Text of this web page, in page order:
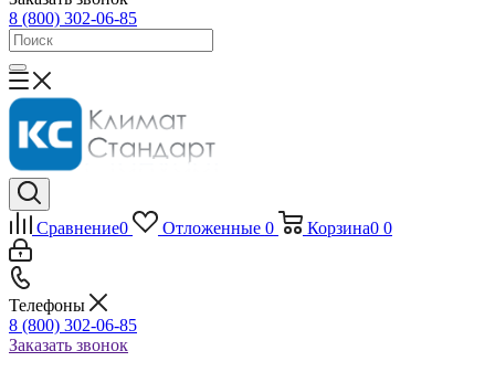
8 (800) 302-06-85
Сравнение0 Отложенные 0 Корзина0 0
Телефоны
8 (800) 302-06-85
Заказать звонок